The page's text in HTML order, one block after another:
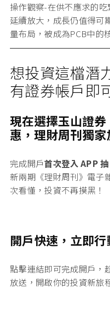
操作觀察-在供不應求的
延續放大，成長仍值得可
量布局，被成為PCB中的
想投資這檔潛
有證券帳戶即
現在選擇玉山證
惠，理財周刊獨家
完成開戶首次登入 APP 抽
新兩期《理財周刊》電子
次看懂，投資不再摸黑！
開戶快速，立即行
點擊連結即可完成開戶 ，
放送，開啟你的投資新旅